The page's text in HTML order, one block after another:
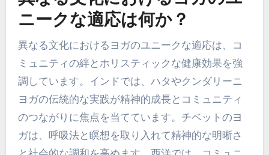
最終的に、文化的な認識とヨガの実践の相互作用
は、多様なコミュニティにおけるホリスティック
な健康を促進するためのヨガの適応性を示してい
ます。
異なる文化におけるヨガのユ
ニークな適応は何か？
異なる文化におけるヨガのユニークな適応は、コ